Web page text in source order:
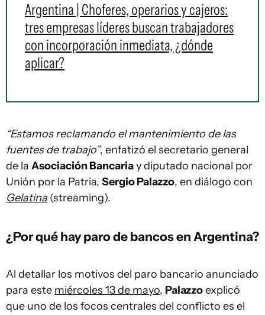
Argentina | Choferes, operarios y cajeros:
tres empresas líderes buscan trabajadores
con incorporación inmediata, ¿dónde
aplicar?
“Estamos reclamando el mantenimiento de las
fuentes de trabajo”, enfatizó el secretario general
de la Asociación Bancariay diputado nacional por
Unión por la Patria, Sergio Palazzo, en diálogo con
Gelatina (streaming).
¿Por qué hay paro de bancos en Argentina?
Al detallar los motivos del paro bancario anunciado
para este miércoles 13 de mayo, Palazzoexplicó
que uno de los focos centrales del conflicto es el